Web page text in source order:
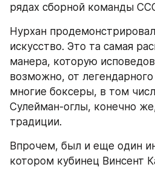
рядах сборной команды
Нурхан
искусство. Это та самая
манера, которую
возможно, от
многие боксеры, в том
Сулейман-оглы, конечно
традиции.
Впрочем, был и еще один
котором кубинец Винсент